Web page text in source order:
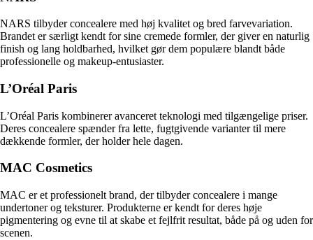
NARS tilbyder concealere med høj kvalitet og bred farvevariation.
Brandet er særligt kendt for sine cremede formler, der giver en naturlig
finish og lang holdbarhed, hvilket gør dem populære blandt både
professionelle og makeup-entusiaster.
L’Oréal Paris
L’Oréal Paris kombinerer avanceret teknologi med tilgængelige priser.
Deres concealere spænder fra lette, fugtgivende varianter til mere
dækkende formler, der holder hele dagen.
MAC Cosmetics
MAC er et professionelt brand, der tilbyder concealere i mange
undertoner og teksturer. Produkterne er kendt for deres høje
pigmentering og evne til at skabe et fejlfrit resultat, både på og uden for
scenen.